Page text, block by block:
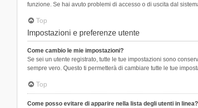
funzione. Se hai avuto problemi di accesso o di uscita dal
Top
Impostazioni e preferenze utente
Come cambio le mie impostazioni?
Se sei un utente registrato, tutte le tue impostazioni sono
sempre vero. Questo ti permetterà di cambiare tutte le tue
Top
Come posso evitare di apparire nella lista degli utenti in linea?